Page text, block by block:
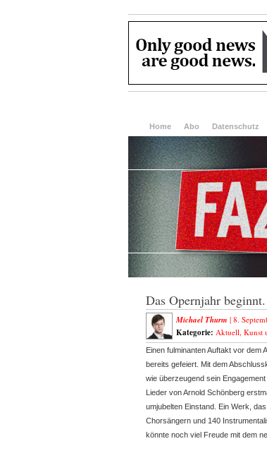
Home Abo Datenschutz
Das Opernjahr beginnt.
Michael Thurm | 8.
Kategorie: Aktuell, Kunst
Einen fulminanten Auftakt vor dem
bereits gefeiert. Mit dem
wie überzeugend sein
Lieder von Arnold Schönberg
umjubelten Einstand. Ein Werk,
Chorsängern und 140
könnte noch viel Freude mit dem